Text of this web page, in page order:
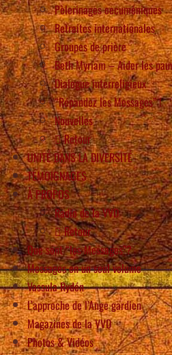
Pèlerinages oecuméniques
Retraites internationales
Groupes de prière
Beth Myriam – Aider les
Dialogue interreligieux
“Répandez les Messages” !
Nouvelles
Retour
UNITÉ DANS LA DIVERSITÉ
TÉMOIGNAGES
À PROPOS
Radio de la VVD
Retour
Que sont “les Messages”?
Messages en un seul volume
Vassula Rydén
L’approche de l’Ange gardien
Magazines de la VVD
Photos & Vidéos